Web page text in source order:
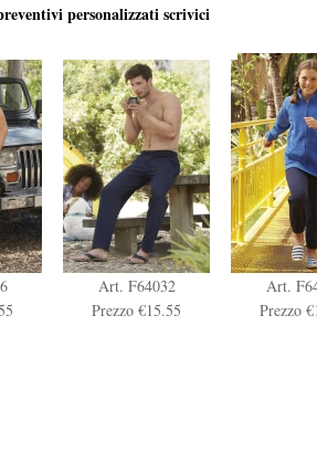
personalizzati scrivici
Art. F64032
Prezzo €15.55
Art.
Prezzo